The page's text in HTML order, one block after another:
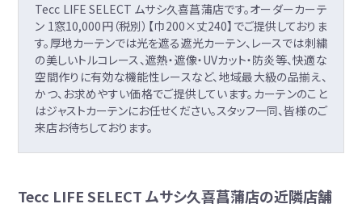
Tecc LIFE SELECT ムサシ久喜菖蒲店です。オーダーカーテ
ン 1窓10,000円（税別）【巾200×丈240】でご提供しておりま
す。厚地カーテンでは光を遮る遮光カーテン、レースでは刺繍
の美しいトルコレース、遮熱・遮像・UVカット・防炎等、快適な
空間作りに有効な機能性レースなど、地域最大級の品揃え、
かつ、お求めやすい価格でご提供しています。カーテンのこと
はジャストカーテンにお任せください。スタッフ一同、皆様のご
来店お待ちしております。
Tecc LIFE SELECT ムサシ久喜菖蒲店の近隣店舗